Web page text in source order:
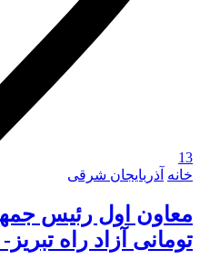
13
خانه آذربایجان شرقی
تومانی آزاد راه